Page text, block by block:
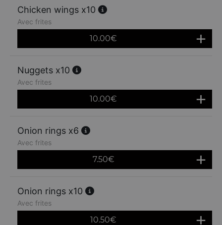
Chicken wings x10
Avec frites
10.00€
Nuggets x10
Avec frites
10.00€
Onion rings x6
Avec frites
7.50€
Onion rings x10
Avec frites
10.50€